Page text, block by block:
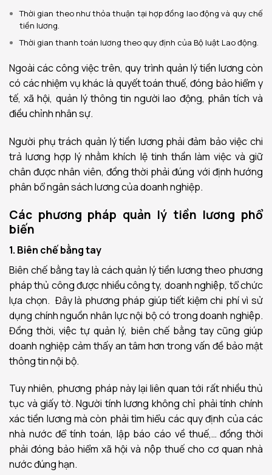
Thời gian theo như thỏa thuận tại hợp đồng lao động và quy chế
tiền lương.
Thời gian thanh toán lương theo quy định của Bộ luật Lao động.
Ngoài các công việc trên, quy trình quản lý tiền lương còn
có các nhiệm vụ khác là quyết toán thuế, đóng bảo hiểm y
tế, xã hội, quản lý thông tin người lao động, phân tích và
điều chỉnh nhân sự.
Người phụ trách quản lý tiền lương phải đảm bảo việc chi
trả lương hợp lý nhằm khích lệ tinh thần làm việc và giữ
chân được nhân viên, đồng thời phải đúng với định hướng
phân bổ ngân sách lương của doanh nghiệp.
Các phương pháp quản lý tiền lương phổ
biến
1. Biên chế bằng tay
Biên chế bằng tay là cách quản lý tiền lương theo phương
pháp thủ công được nhiều công ty, doanh nghiệp, tổ chức
lựa chọn. Đây là phương pháp giúp tiết kiệm chi phí vì sử
dụng chính nguồn nhân lực nội bộ có trong doanh nghiệp.
Đồng thời, việc tự quản lý, biên chế bằng tay cũng giúp
doanh nghiệp cảm thấy an tâm hơn trong vấn đề bảo mật
thông tin nội bộ.
Tuy nhiên, phương pháp này lại liên quan tới rất nhiều thủ
tục và giấy tờ. Người tính lương không chỉ phải tính chính
xác tiền lương mà còn phải tìm hiểu các quy định của các
nhà nước để tính toán, lập báo cáo về thuế,… đồng thời
phải đóng bảo hiểm xã hội và nộp thuế cho cơ quan nhà
nước đúng hạn.